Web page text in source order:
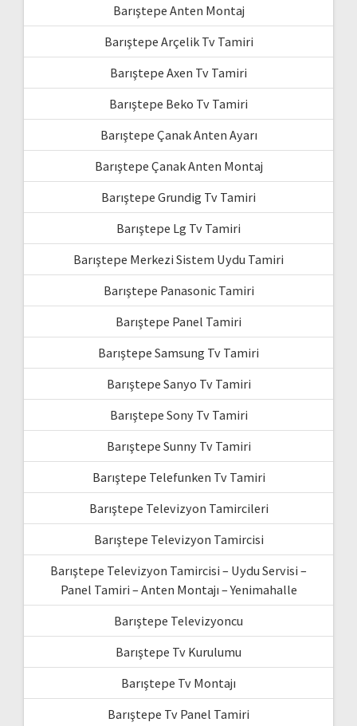
Barıştepe Anten Montaj
Barıştepe Arçelik Tv Tamiri
Barıştepe Axen Tv Tamiri
Barıştepe Beko Tv Tamiri
Barıştepe Çanak Anten Ayarı
Barıştepe Çanak Anten Montaj
Barıştepe Grundig Tv Tamiri
Barıştepe Lg Tv Tamiri
Barıştepe Merkezi Sistem Uydu Tamiri
Barıştepe Panasonic Tamiri
Barıştepe Panel Tamiri
Barıştepe Samsung Tv Tamiri
Barıştepe Sanyo Tv Tamiri
Barıştepe Sony Tv Tamiri
Barıştepe Sunny Tv Tamiri
Barıştepe Telefunken Tv Tamiri
Barıştepe Televizyon Tamircileri
Barıştepe Televizyon Tamircisi
Barıştepe Televizyon Tamircisi – Uydu Servisi –
Panel Tamiri – Anten Montajı – Yenimahalle
Barıştepe Televizyoncu
Barıştepe Tv Kurulumu
Barıştepe Tv Montajı
Barıştepe Tv Panel Tamiri